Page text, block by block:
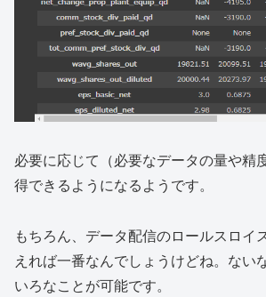
必要に応じて（必要なデータの量や精
得できるようになるようです。
もちろん、データ配信のロールスロイ
えれば一番なんでしょうけどね。ない
いろなことが可能です。